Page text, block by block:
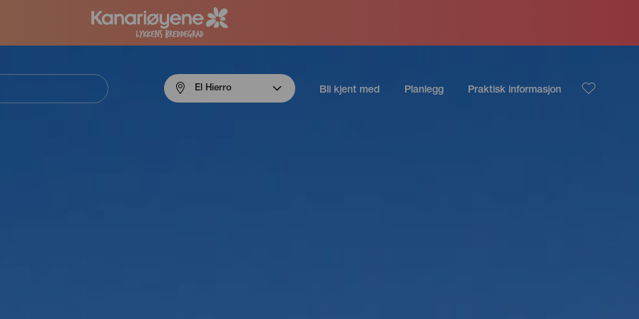
navigation
El Hierro Bli kjent med Planlegg Praktisk informasjon